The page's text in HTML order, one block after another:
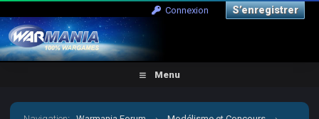
Connexion S’enregistrer
Menu